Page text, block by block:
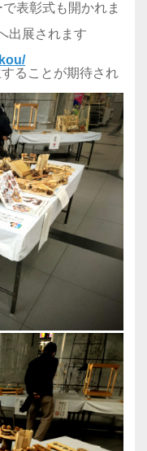
表彰式も開かれま
出展されます
ることが期待され